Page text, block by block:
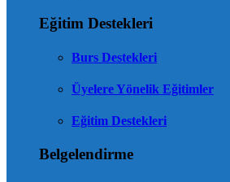
Eğitim Destekleri
Burs Destekleri
Üyelere Yönelik Eğitimler
Eğitim Destekleri
Belgelendirme